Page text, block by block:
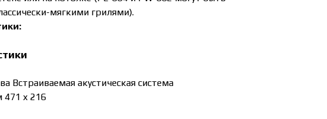
мягкими грилями).
Встраиваемая акустическая система
471 x 216